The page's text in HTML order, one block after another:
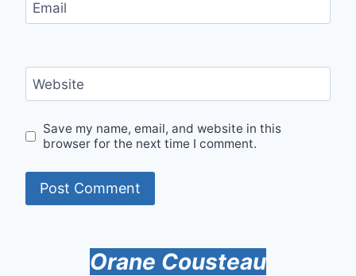
Email
Website
Save my name, email, and website in this
browser for the next time I comment.
Orane Cousteau